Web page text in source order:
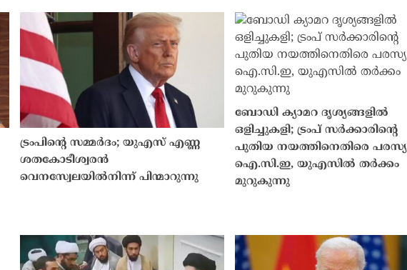
ട്രംപിന്റെ സമ്മർദം; യുഎസ് എണ്ണ
ശതകോടീശ്വരൻ
വെനസ്വേലയിൽനിന്ന് പിന്മാറുന്നു
ബോഡി ക്യാമറ ദൃശ്യങ്ങളിൽ
ഒളിച്ചുകളി; ട്രംപ് സർക്കാരിൻ്റെ
പുതിയ നയത്തിനെതിരെ
ഐ.സി.ഇ, യുഎസിൽ തർക്കം
മുറുകുന്നു